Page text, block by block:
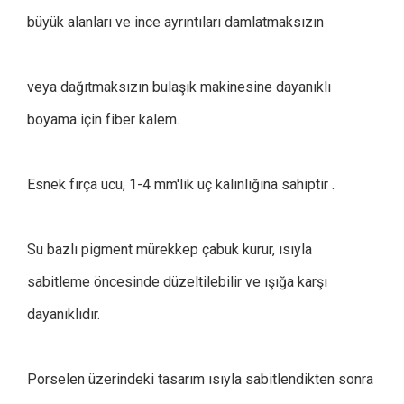
büyük alanları ve ince ayrıntıları damlatmaksızın
veya dağıtmaksızın bulaşık makinesine dayanıklı
boyama için fiber kalem.
Esnek fırça ucu, 1-4 mm'lik uç kalınlığına sahiptir .
Su bazlı pigment mürekkep çabuk kurur, ısıyla
sabitleme öncesinde düzeltilebilir ve ışığa karşı
dayanıklıdır.
Porselen üzerindeki tasarım ısıyla sabitlendikten sonra